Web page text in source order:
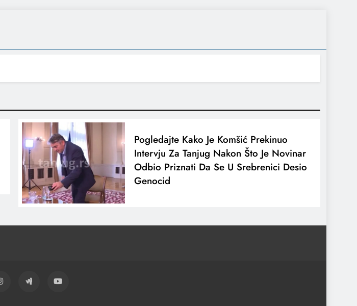
Pogledajte Kako Je Komšić Prekinuo
Intervju Za Tanjug Nakon Što Je Novinar
Odbio Priznati Da Se U Srebrenici Desio
Genocid